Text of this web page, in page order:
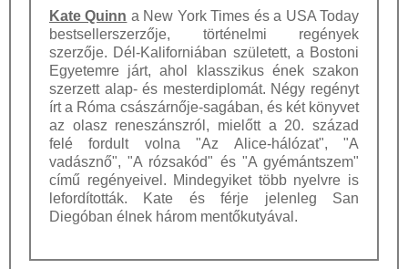
Kate Quinn a New York Times és a USA Today
bestsellerszerzője, történelmi regények
szerzője. Dél-Kaliforniában született, a Bostoni
Egyetemre járt, ahol klasszikus ének szakon
szerzett alap- és mesterdiplomát. Négy regényt
írt a Róma császárnője-sagában, és két könyvet
az olasz reneszánszról, mielőtt a 20. század
felé fordult volna "Az Alice-hálózat", "A
vadásznő", "A rózsakód" és "A gyémántszem"
című regényeivel. Mindegyiket több nyelvre is
lefordították. Kate és férje jelenleg San
Diegóban élnek három mentőkutyával.